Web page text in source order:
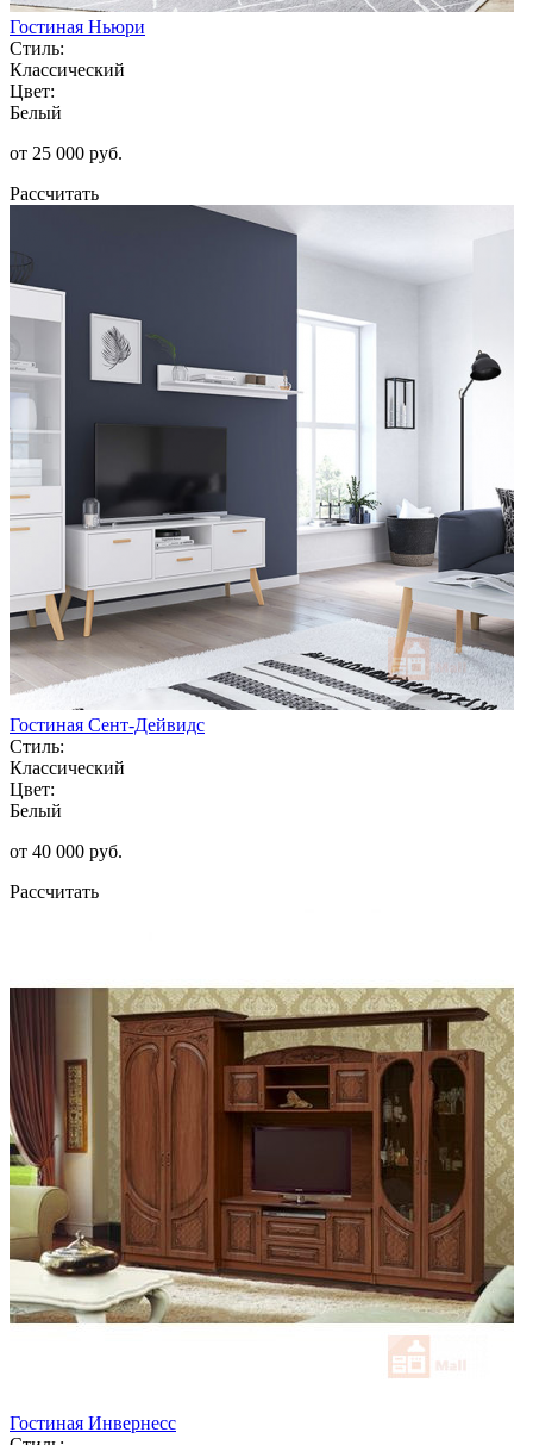
Гостиная Ньюри
Стиль:
Классический
Цвет:
Белый
от 25 000 руб.
Рассчитать
Гостиная Сент-Дейвидс
Стиль:
Классический
Цвет:
Белый
от 40 000 руб.
Рассчитать
Гостиная Инвернесс